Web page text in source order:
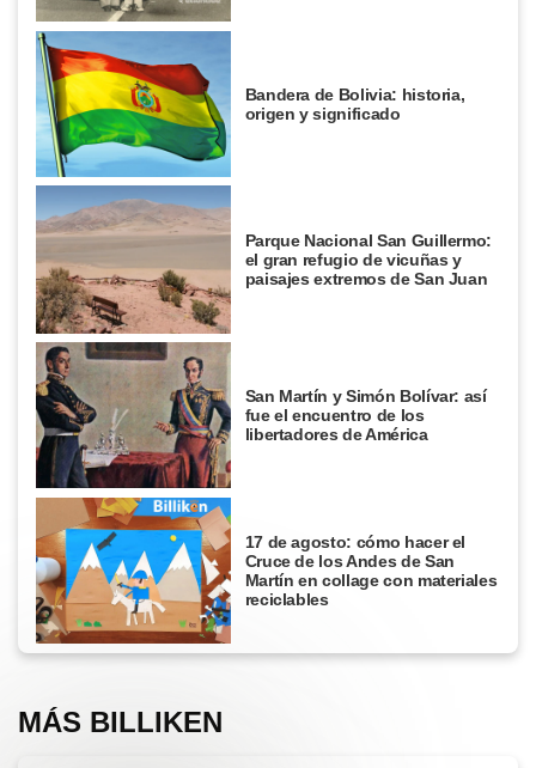
Bandera de Bolivia: historia,
origen y significado
Parque Nacional San Guillermo:
el gran refugio de vicuñas y
paisajes extremos de San Juan
San Martín y Simón Bolívar: así
fue el encuentro de los
libertadores de América
17 de agosto: cómo hacer el
Cruce de los Andes de San
Martín en collage con materiales
reciclables
MÁS BILLIKEN